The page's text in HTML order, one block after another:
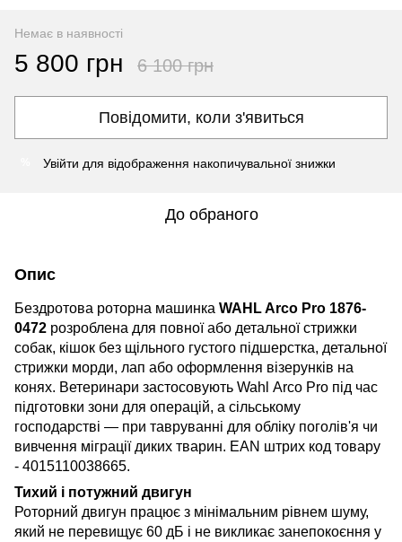
Немає в наявності
5 800 грн 6 100 грн
Повідомити, коли з'явиться
Увійти для відображення накопичувальної знижки
До обраного
Опис
Бездротова роторна машинка WAHL Arco Pro 1876-
0472 розроблена для повної або детальної стрижки
собак, кішок без щільного густого підшерстка, детальної
стрижки морди, лап або оформлення візерунків на
конях. Ветеринари застосовують Wahl Arco Pro під час
підготовки зони для операцій, а сільському
господарстві — при тавруванні для обліку поголів'я чи
вивчення міграції диких тварин. EAN штрих код товару
- 4015110038665.
Тихий і потужний двигун
Роторний двигун працює з мінімальним рівнем шуму,
який не перевищує 60 дБ і не викликає занепокоєння у